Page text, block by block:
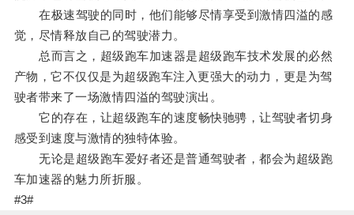
在极速驾驶的同时，他们能够尽情享受到激情四溢的感
觉，尽情释放自己的驾驶潜力。
总而言之，超级跑车加速器是超级跑车技术发展的必然
产物，它不仅仅是为超级跑车注入更强大的动力，更是为驾
驶者带来了一场激情四溢的驾驶演出。
它的存在，让超级跑车的速度畅快驰骋，让驾驶者切身
感受到速度与激情的独特体验。
无论是超级跑车爱好者还是普通驾驶者，都会为超级跑
车加速器的魅力所折服。
#3#